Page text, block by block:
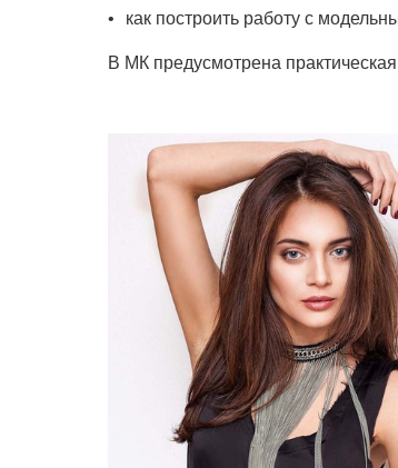
как построить работу с
В МК предусмотрена